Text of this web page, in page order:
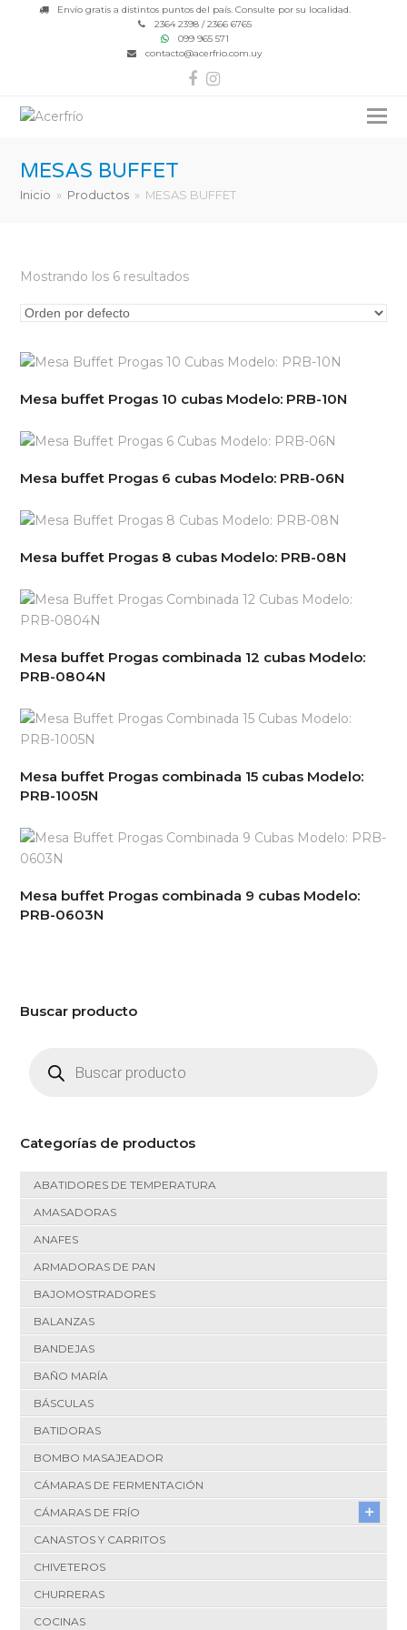
Envío gratis a distintos puntos del país. Consulte por su localidad.
2364 2398 / 2366 6765
099 965 571
contacto@acerfrio.com.uy
Facebook
Instagram
MESAS BUFFET
Inicio » Productos » MESAS BUFFET
Mostrando los 6 resultados
Mesa buffet Progas 10 cubas Modelo: PRB-10N
Mesa buffet Progas 6 cubas Modelo: PRB-06N
Mesa buffet Progas 8 cubas Modelo: PRB-08N
Mesa buffet Progas combinada 12 cubas Modelo:
PRB-0804N
Mesa buffet Progas combinada 15 cubas Modelo:
PRB-1005N
Mesa buffet Progas combinada 9 cubas Modelo:
PRB-0603N
Buscar producto
productos
Categorías de productos
ABATIDORES DE TEMPERATURA
AMASADORAS
ANAFES
ARMADORAS DE PAN
BAJOMOSTRADORES
BALANZAS
BANDEJAS
BAÑO MARÍA
BÁSCULAS
BATIDORAS
BOMBO MASAJEADOR
CÁMARAS DE FERMENTACIÓN
CÁMARAS DE FRÍO
CANASTOS Y CARRITOS
CHIVETEROS
CHURRERAS
COCINAS